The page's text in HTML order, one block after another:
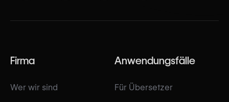
Firma
Wer wir sind
Anwendungsfälle
Für Übersetzer